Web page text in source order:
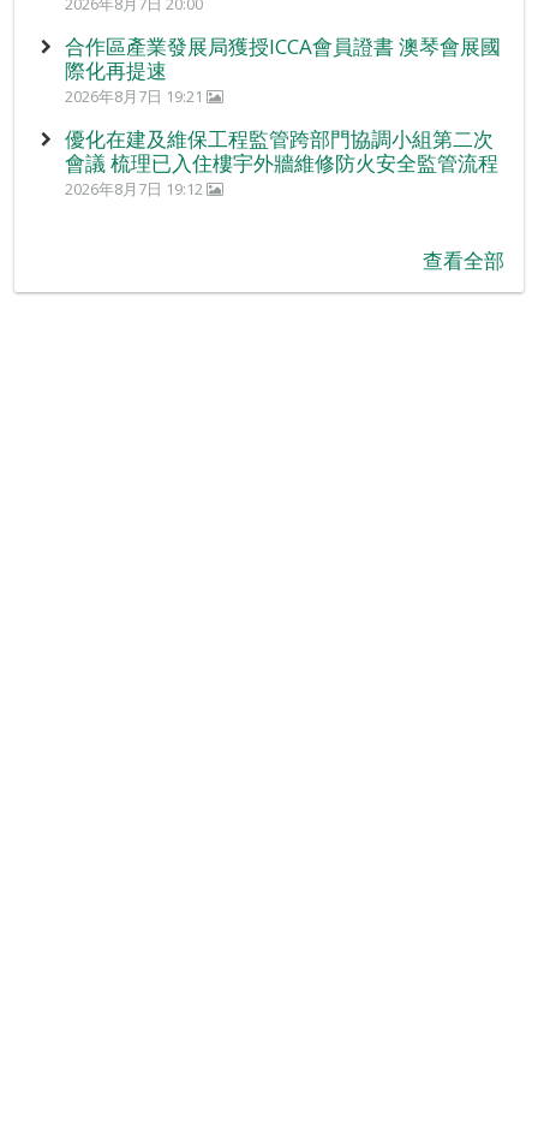
合作區產業發展局獲授ICCA會員證書 澳琴會展國
際化再提速
2026年8月7日 19:21
優化在建及維保工程監管跨部門協調小組第二次
會議 梳理已入住樓宇外牆維修防火安全監管流程
2026年8月7日 19:12
查看全部